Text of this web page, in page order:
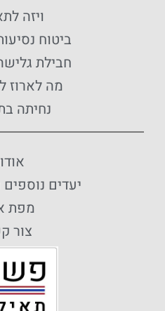
ויזה
ביטוח
חבילת
מה לארוז
נחיתה
יעדים
מפת
צור